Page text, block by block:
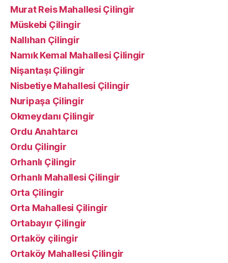
Murat Reis Mahallesi Çilingir
Müskebi Çilingir
Nallıhan Çilingir
Namık Kemal Mahallesi Çilingir
Nişantaşı Çilingir
Nisbetiye Mahallesi Çilingir
Nuripaşa Çilingir
Okmeydanı Çilingir
Ordu Anahtarcı
Ordu Çilingir
Orhanlı Çilingir
Orhanlı Mahallesi Çilingir
Orta Çilingir
Orta Mahallesi Çilingir
Ortabayır Çilingir
Ortaköy çilingir
Ortaköy Mahallesi Çilingir